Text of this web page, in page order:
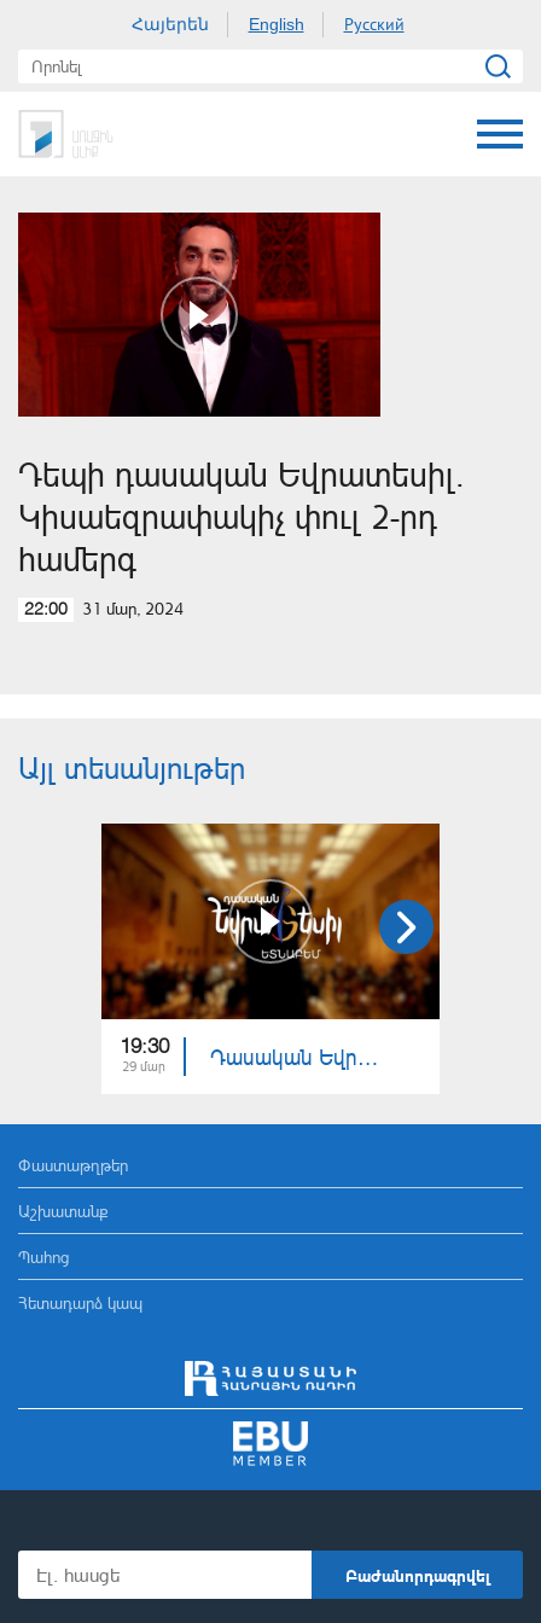
Հայերեն English Русский
Դեպի դասական Եվրատեսիլ.
Կիսաեզրափակիչ փուլ 2-րդ
համերգ
22:00 31 մար, 2024
Այլ տեսանյութեր
19:30
29 մար Դասական Եվրատեսիլ․ ԵՏՆԱԲԵՄ | թողարկում 5
Փաստաթղթեր
Աշխատանք
Պահոց
Հետադարձ կապ